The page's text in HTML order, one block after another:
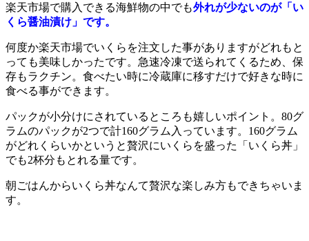
楽天市場で購入できる海鮮物の中でも外れが少ないのが「い
くら醤油漬け」です。
何度か楽天市場でいくらを注文した事がありますがどれもと
っても美味しかったです。急速冷凍で送られてくるため、保
存もラクチン。食べたい時に冷蔵庫に移すだけで好きな時に
食べる事ができます。
パックが小分けにされているところも嬉しいポイント。80グ
ラムのパックが2つで計160グラム入っています。160グラム
がどれくらいかというと贅沢にいくらを盛った「いくら丼」
でも2杯分もとれる量です。
朝ごはんからいくら丼なんて贅沢な楽しみ方もできちゃいま
す。